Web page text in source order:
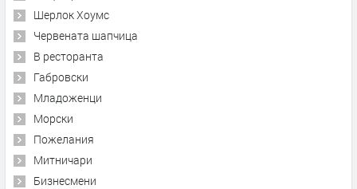
Шерлок Хоумс
Червената шапчица
В ресторанта
Габровски
Младоженци
Морски
Пожелания
Митничари
Бизнесмени